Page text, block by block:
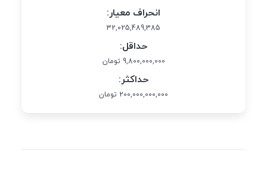
انحراف معیار:
32,025,489,385
حداقل:
9,800,000,000 تومان
حداکثر:
200,000,000,000 تومان